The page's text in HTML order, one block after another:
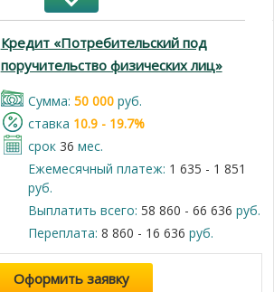
Кредит «Потребительский под
поручительство физических лиц»
Cумма: 50 000руб.
cтавка 10.9 - 19.7%
срок 36 мес.
Ежемесячный платеж: 1 635 - 1 851
руб.
Выплатить всего: 58 860 - 66 636 руб.
Переплата: 8 860 - 16 636 руб.
Оформить заявку